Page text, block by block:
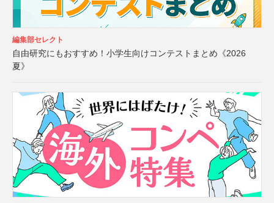
編集部セレクト
自由研究にもおすすめ！小学生向けコンテストまとめ《2026
夏》